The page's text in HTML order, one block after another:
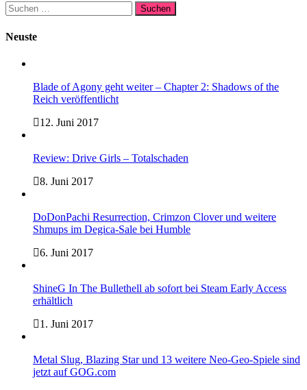
Suchen
nach:
Neuste
Blade of Agony geht weiter – Chapter 2: Shadows of the
Reich veröffentlicht
12. Juni 2017
Review: Drive Girls – Totalschaden
8. Juni 2017
DoDonPachi Resurrection, Crimzon Clover und weitere
Shmups im Degica-Sale bei Humble
6. Juni 2017
ShineG In The Bullethell ab sofort bei Steam Early Access
erhältlich
1. Juni 2017
Metal Slug, Blazing Star und 13 weitere Neo-Geo-Spiele sind
jetzt auf GOG.com